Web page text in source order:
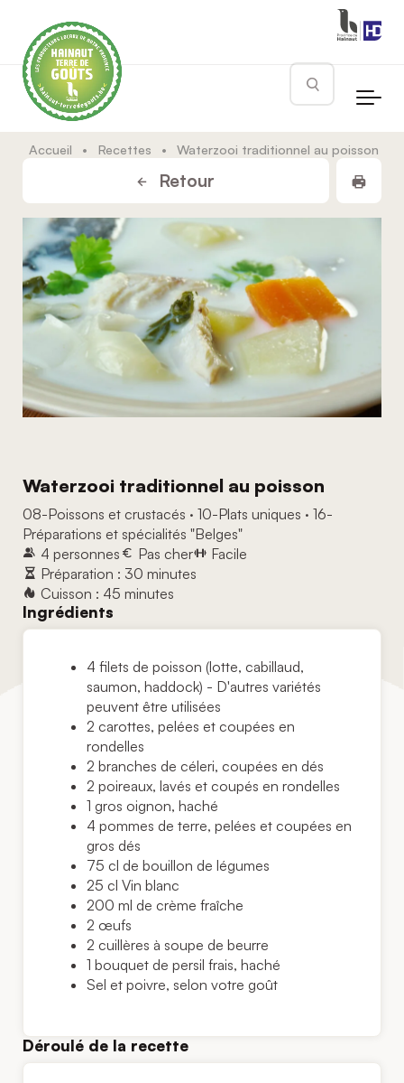
Rechercher
Accueil • Recettes • Waterzooi traditionnel au poisson
Retour
Waterzooi traditionnel au poisson
08-Poissons et crustacés · 10-Plats uniques · 16-
Préparations et spécialités "Belges"
4 personnes
Pas cher
Facile
Préparation : 30 minutes
Cuisson : 45 minutes
Ingrédients
4 filets de poisson (lotte, cabillaud,
saumon, haddock) - D'autres variétés
peuvent être utilisées
2 carottes, pelées et coupées en
rondelles
2 branches de céleri, coupées en dés
2 poireaux, lavés et coupés en rondelles
1 gros oignon, haché
4 pommes de terre, pelées et coupées en
gros dés
75 cl de bouillon de légumes
25 cl Vin blanc
200 ml de crème fraîche
2 œufs
2 cuillères à soupe de beurre
1 bouquet de persil frais, haché
Sel et poivre, selon votre goût
Déroulé de la recette